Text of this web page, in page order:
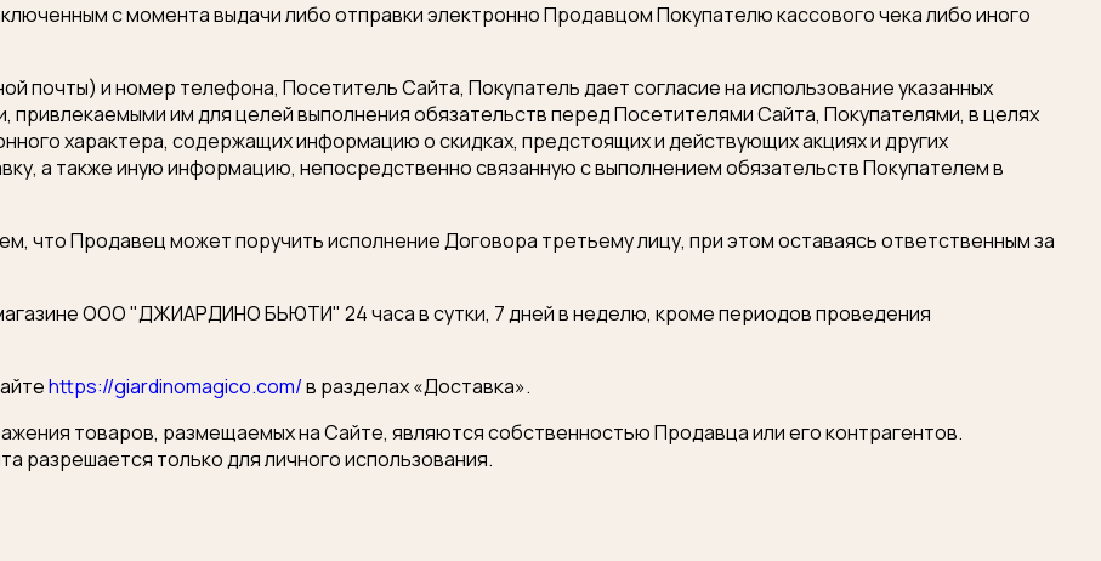
с момента выдачи либо отправки электронно Продавцом Покупателю кассового чека либо иного
почты) и номер телефона, Посетитель Сайта, Покупатель дает согласие на использование указанных
им для целей выполнения обязательств перед Посетителями Сайта, Покупателями, в целях
характера, содержащих информацию о скидках, предстоящих и действующих акциях и других
а также иную информацию, непосредственно связанную с выполнением обязательств Покупателем в
что Продавец может поручить исполнение Договора третьему лицу, при этом оставаясь ответственным за
ООО "ДЖИАРДИНО БЬЮТИ" 24 часа в сутки, 7 дней в неделю, кроме периодов проведения
https://giardinomagico.com/в разделах «Доставка».
товаров, размещаемых на Сайте, являются собственностью Продавца или его контрагентов.
разрешается только для личного использования.